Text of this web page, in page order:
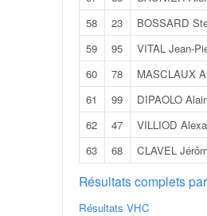
58
23 BOSSARD
59
95 VITAL Jean-
60
78 MASCLAUX
61
99 DIPAOLO
62
47 VILLIOD
63
68 CLAVEL
Résultats complets
Résultats VHC